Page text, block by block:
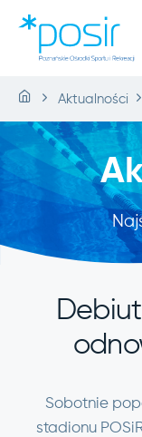
Aktualności
Sobotnie
stadionu